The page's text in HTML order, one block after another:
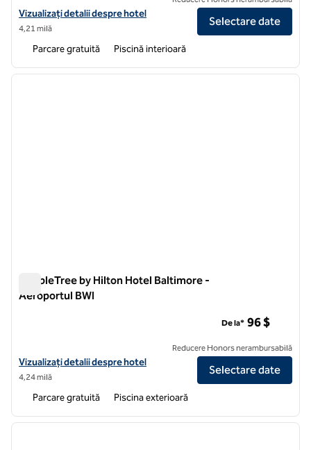
Vizualizați detaliile hotelului pentru Hilton Garden Inn BWI Airport
Vizualizați detalii despre hotel
4,21 milă
Selectare date
Parcare gratuită Piscină interioară
1 din 12
DoubleTree by Hilton Hotel Baltimore -
Aeroportul BWI
Vizualizați detaliile hotelului DoubleTree by Hilton Hotel Baltimore -
Vizualizați detalii despre hotel
4,24 milă
De la* 96 $
Reducere Honors nerambursabilă
Selectare date
Parcare gratuită Piscina exterioară
1 din 12